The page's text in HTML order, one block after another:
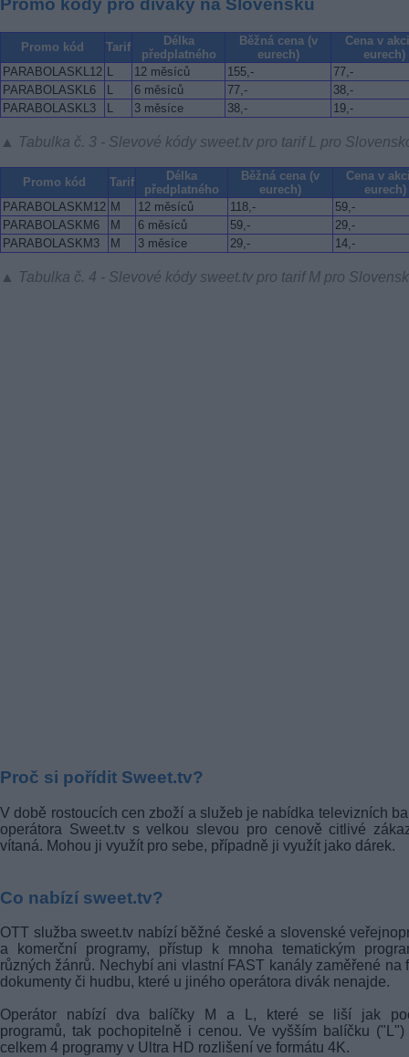
Promo kódy pro diváky na Slovensku
Promo kód Tarif
Délka
předplatného
Běžná cena (v
eurech)
Cena v
eurech)
PARABOLASKL12 L 12 měsíců 155,-
77,-
PARABOLASKL6
L 6 měsíců 77,-
38,-
PARABOLASKL3
L 3 měsíce 38,- 19,-
▲ Tabulka č. 3 - Slevové kódy sweet.tv pro tarif L pro
Promo kód Tarif
Délka
předplatného
Běžná cena (v
eurech)
Cena v
eurech)
PARABOLASKM12 M 12 měsíců 118,-
59,-
PARABOLASKM6
M 6 měsíců 59,-
29,-
PARABOLASKM3
M 3 měsíce 29,- 14,-
▲ Tabulka č. 4 - Slevové kódy sweet.tv pro tarif M pro
Proč si pořídit Sweet.tv?
V době rostoucích cen zboží a služeb je nabídka televizních
operátora Sweet.tv s velkou slevou pro cenově citlivé
vítaná. Mohou ji využít pro sebe, případně ji využít jako dárek.
Co nabízí sweet.tv?
OTT služba sweet.tv nabízí běžné české a slovenské
a komerční programy, přístup k mnoha tematickým
různých žánrů. Nechybí ani vlastní FAST kanály zaměřené na
dokumenty či hudbu, které u jiného operátora divák nenajde.
Operátor nabízí dva balíčky M a L, které se liší jak
programů, tak pochopitelně i cenou. Ve vyšším balíčku ("L")
celkem 4 programy v Ultra HD rozlišení ve formátu 4K.